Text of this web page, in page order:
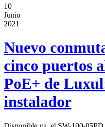
10
Junio
2021
Nuevo
cinco puertos
PoE+ de
instalador